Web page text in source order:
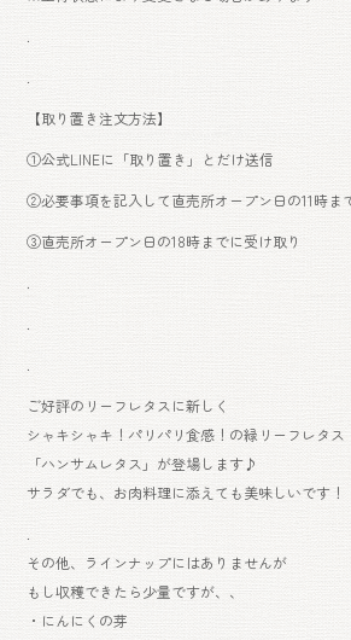
【取り置き注文方法】
①公式LINEに「取り置き」とだけ送信
②必要事項を記入して直売所オープン日の11時ま
③直売所オープン日の18時までに受け取り
ご好評のリーフレタスに新しく
シャキシャキ！パリパリ食感！の緑リーフレタス
「ハンサムレタス」が登場します♪
サラダでも、お肉料理に添えても美味しいです！
その他、ラインナップにはありませんが
もし収穫できたら少量ですが、、
・にんにくの芽